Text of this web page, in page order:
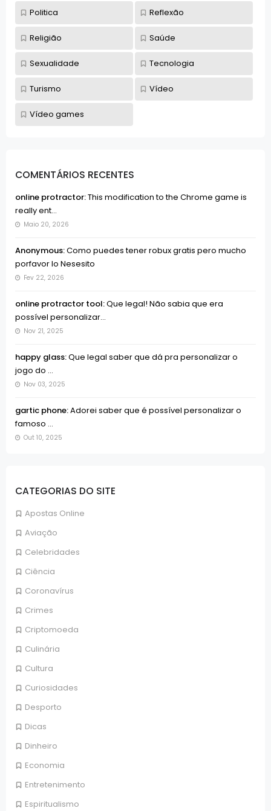
COMENTÁRIOS RECENTES
online protractor:This modification to the Chrome game is
really ent...
Maio 20, 2026
Anonymous:Como puedes tener robux gratis pero mucho
porfavor lo Nesesito
Fev 22, 2026
online protractor tool:Que legal! Não sabia que era
possível personalizar...
Nov 21, 2025
happy glass:Que legal saber que dá pra personalizar o
jogo do ...
Nov 03, 2025
gartic phone:Adorei saber que é possível personalizar o
famoso ...
Out 10, 2025
CATEGORIAS DO SITE
Apostas Online
Aviação
Celebridades
Ciência
Coronavírus
Crimes
Criptomoeda
Culinária
Cultura
Curiosidades
Desporto
Dicas
Dinheiro
Economia
Entretenimento
Espiritualismo
Politica Reflexão
Religião Saúde
Sexualidade Tecnologia
Turismo Vídeo
Vídeo games